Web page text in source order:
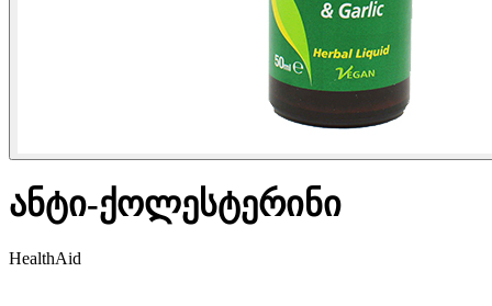
ანტი-ქოლესტერინი
HealthAid